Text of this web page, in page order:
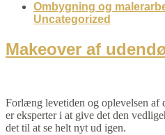
Ombygning og
Uncategorized
Makeover af
Forlæng levetiden og oplevelsen af
er eksperter i at give det den
det til at se helt nyt ud igen.